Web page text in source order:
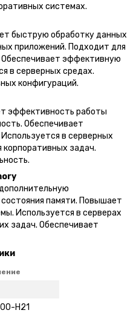
системах.
быструю обработку данных
приложений. Подходит для
эффективную
в серверных средах.
конфигураций.
эффективность работы
Обеспечивает
в серверных
задач.
памяти. Повышает
Используется в серверах
задач. Обеспечивает
H21